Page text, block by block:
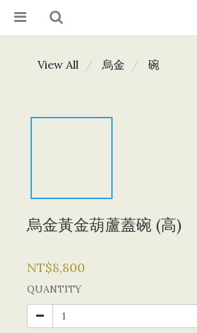
View All 烏金 碗
烏金黃金葫蘆蓋碗 (高)
NT$8,800
QUANTITY